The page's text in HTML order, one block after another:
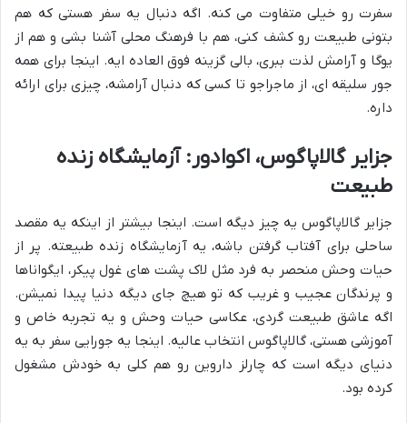
سفرت رو خیلی متفاوت می کنه. اگه دنبال یه سفر هستی که هم
بتونی طبیعت رو کشف کنی، هم با فرهنگ محلی آشنا بشی و هم از
یوگا و آرامش لذت ببری، بالی گزینه فوق العاده ایه. اینجا برای همه
جور سلیقه ای، از ماجراجو تا کسی که دنبال آرامشه، چیزی برای ارائه
داره.
جزایر گالاپاگوس، اکوادور: آزمایشگاه زنده
طبیعت
جزایر گالاپاگوس یه چیز دیگه است. اینجا بیشتر از اینکه یه مقصد
ساحلی برای آفتاب گرفتن باشه، یه آزمایشگاه زنده طبیعته. پر از
حیات وحش منحصر به فرد مثل لاک پشت های غول پیکر، ایگواناها
و پرندگان عجیب و غریب که تو هیچ جای دیگه دنیا پیدا نمیشن.
اگه عاشق طبیعت گردی، عکاسی حیات وحش و یه تجربه خاص و
آموزشی هستی، گالاپاگوس انتخاب عالیه. اینجا یه جورایی سفر به یه
دنیای دیگه است که چارلز داروین رو هم کلی به خودش مشغول
کرده بود.